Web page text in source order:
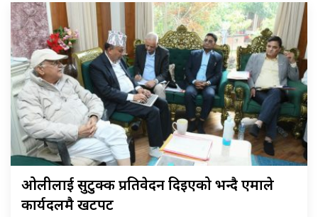
ओलीलाई सुटुक्क प्रतिवेदन दिइएको भन्दै एमाले
कार्यदलमै खटपट